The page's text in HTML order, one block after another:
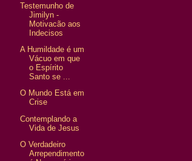
Testemunho de
Jimilyn -
Motivacão aos
Indecisos
A Humildade é um
Vácuo em que
o Espírito
Santo se ...
O Mundo Está em
Crise
Contemplando a
Vida de Jesus
O Verdadeiro
Arrependimento